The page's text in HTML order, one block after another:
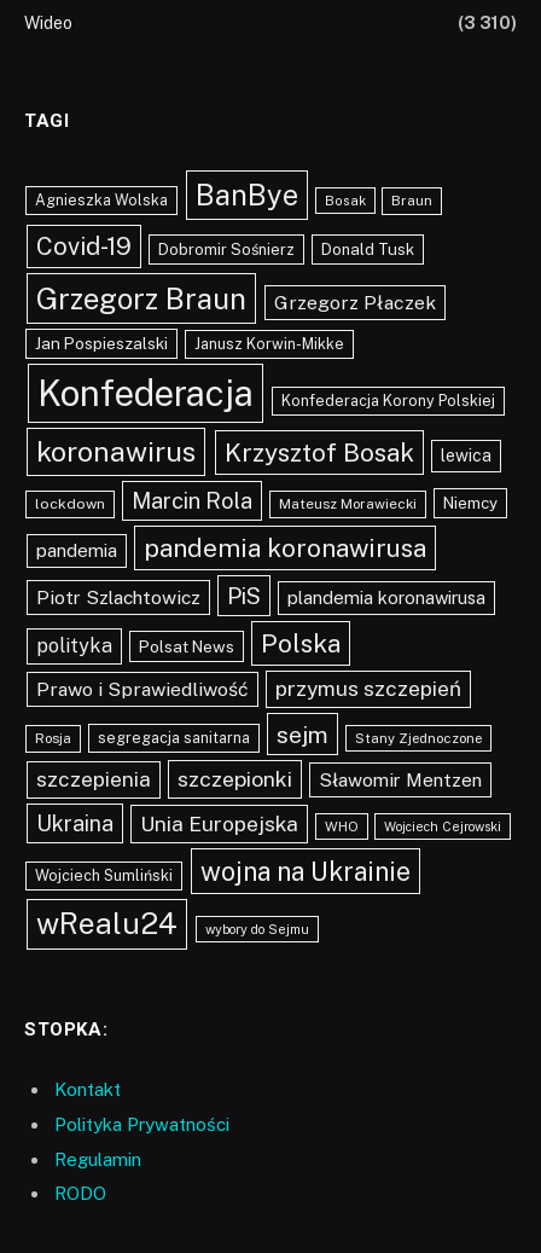
Wideo
(3 310)
TAGI
Agnieszka Wolska BanBye Bosak Braun
Covid-19 Dobromir Sośnierz Donald Tusk
Grzegorz Braun Grzegorz Płaczek
Jan Pospieszalski Janusz Korwin-Mikke
Konfederacja Konfederacja Korony Polskiej
koronawirus Krzysztof Bosak lewica
lockdown Marcin Rola Mateusz Morawiecki Niemcy
pandemia pandemia koronawirusa
Piotr Szlachtowicz PiS plandemia koronawirusa
polityka Polsat News Polska
Prawo i Sprawiedliwość przymus szczepień
Rosja segregacja sanitarna sejm Stany Zjednoczone
szczepienia szczepionki Sławomir Mentzen
Ukraina Unia Europejska WHO Wojciech Cejrowski
Wojciech Sumliński wojna na Ukrainie
wRealu24 wybory do Sejmu
STOPKA:
Kontakt
Polityka Prywatności
Regulamin
RODO